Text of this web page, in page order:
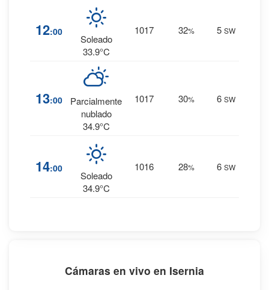
12:00
Soleado
33.9°C
1017 32% 5 SW
13:00
Parcialmente
nublado
34.9°C
1017 30% 6 SW
14:00
Soleado
34.9°C
1016 28% 6 SW
Cámaras en vivo en Isernia